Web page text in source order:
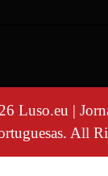
Luso.eu |
All